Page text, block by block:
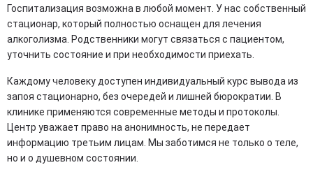
Госпитализация возможна в любой момент. У нас собственный
стационар, который полностью оснащен для лечения
алкоголизма. Родственники могут связаться с пациентом,
уточнить состояние и при необходимости приехать.
Каждому человеку доступен индивидуальный курс вывода из
запоя стационарно, без очередей и лишней бюрократии. В
клинике применяются современные методы и протоколы.
Центр уважает право на анонимность, не передает
информацию третьим лицам. Мы заботимся не только о теле,
но и о душевном состоянии.